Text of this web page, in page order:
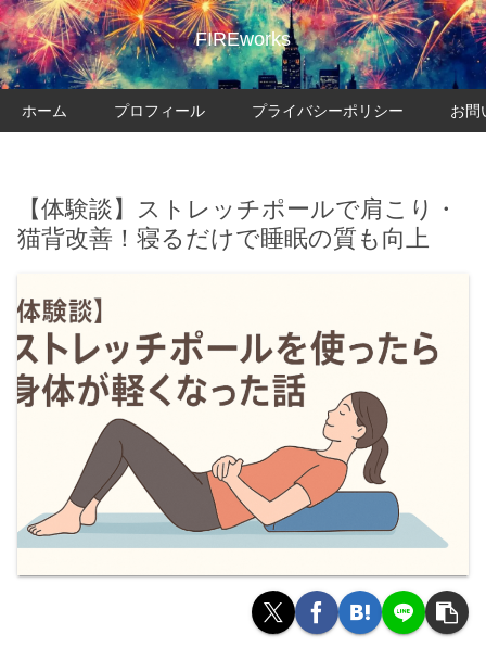
FIREworks
ホーム プロフィール プライバシーポリシー お問
【体験談】ストレッチポールで肩こり・
猫背改善！寝るだけで睡眠の質も向上